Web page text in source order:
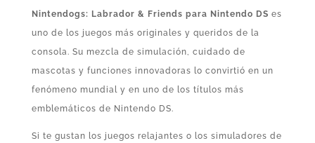
Nintendogs: Labrador & Friends para Nintendo DS es
uno de los juegos más originales y queridos de la
consola. Su mezcla de simulación, cuidado de
mascotas y funciones innovadoras lo convirtió en un
fenómeno mundial y en uno de los títulos más
emblemáticos de Nintendo DS.
Si te gustan los juegos relajantes o los simuladores de